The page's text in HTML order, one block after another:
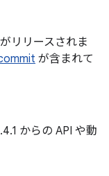
がリリースされま
が含まれて
からの API や動